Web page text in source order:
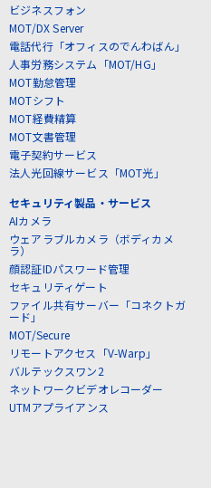
ビジネスフォン
MOT/DX Server
電話代行「オフィスのでんわばん」
人事労務システム「MOT/HG」
MOT勤怠管理
MOTシフト
MOT経費精算
MOT文書管理
電子契約サービス
法人光回線サービス「MOT光」
セキュリティ製品・サービス
AIカメラ
ウェアラブルカメラ（ボディカメ
ラ）
顔認証IDパスワード管理
セキュリティゲート
ファイル共有サーバー「コネクトガ
ード」
MOT/Secure
リモートアクセス「V-Warp」
バルテックスワン2
ネットワークビデオレコーダー
UTMアプライアンス